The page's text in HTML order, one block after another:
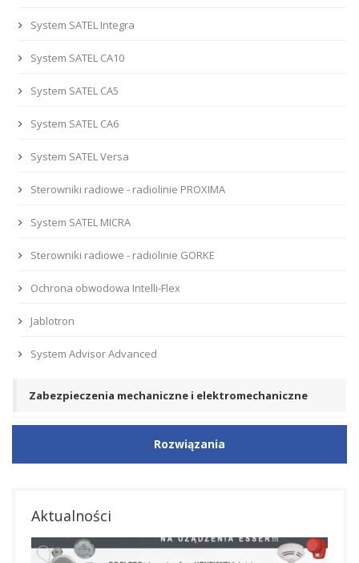
System SATEL Integra
System SATEL CA10
System SATEL CA5
System SATEL CA6
System SATEL Versa
Sterowniki radiowe - radiolinie PROXIMA
System SATEL MICRA
Sterowniki radiowe - radiolinie GORKE
Ochrona obwodowa Intelli-Flex
Jablotron
System Advisor Advanced
Zabezpieczenia mechaniczne i elektromechaniczne
Rozwiązania
Aktualności